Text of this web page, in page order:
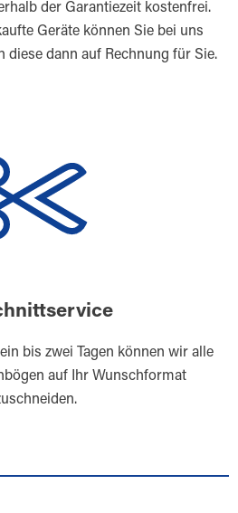
der Garantiezeit kostenfrei.
Geräte können Sie bei uns
diese dann auf Rechnung für Sie.
bis zwei Tagen können wir alle
auf Ihr Wunschformat